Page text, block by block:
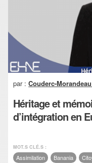
par :Couderc-
Héritage et
d’intégration en
MOT.S CLÉ.S :
Assimilation Banania